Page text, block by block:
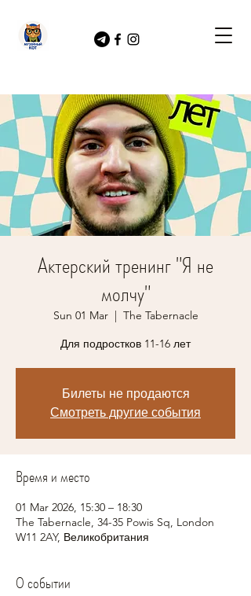
Актерский тренинг "Я не
молчу"
Sun 01 Mar
  |
The Tabernacle
Для подростков 11-16 лет
Билеты не продаются
Смотреть другие события
Время и место
01 Mar 2026, 15:30 – 18:30
The Tabernacle, 34-35 Powis Sq, London
W11 2AY, Великобритания
О событии